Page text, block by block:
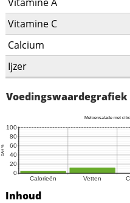
Vitamine C
Calcium
Ijzer
Voedingswaardegrafiek
Inhoud